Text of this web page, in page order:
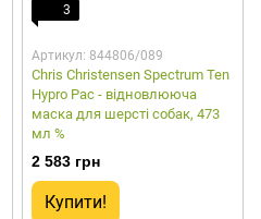
3
Артикул: 844806/089
Chris Christensen Spectrum Ten
Hypro Pac - відновлююча
маска для шерсті собак, 473
мл %
2 583 грн
Купити!